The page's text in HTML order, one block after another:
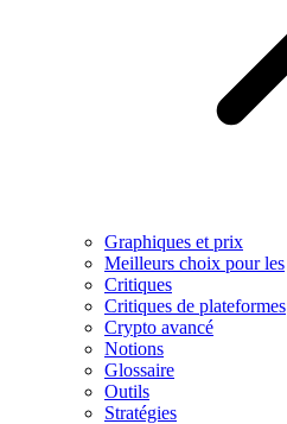
Graphiques et prix
Meilleurs choix pour les
Critiques
Critiques de plateformes
Crypto avancé
Notions
Glossaire
Outils
Stratégies